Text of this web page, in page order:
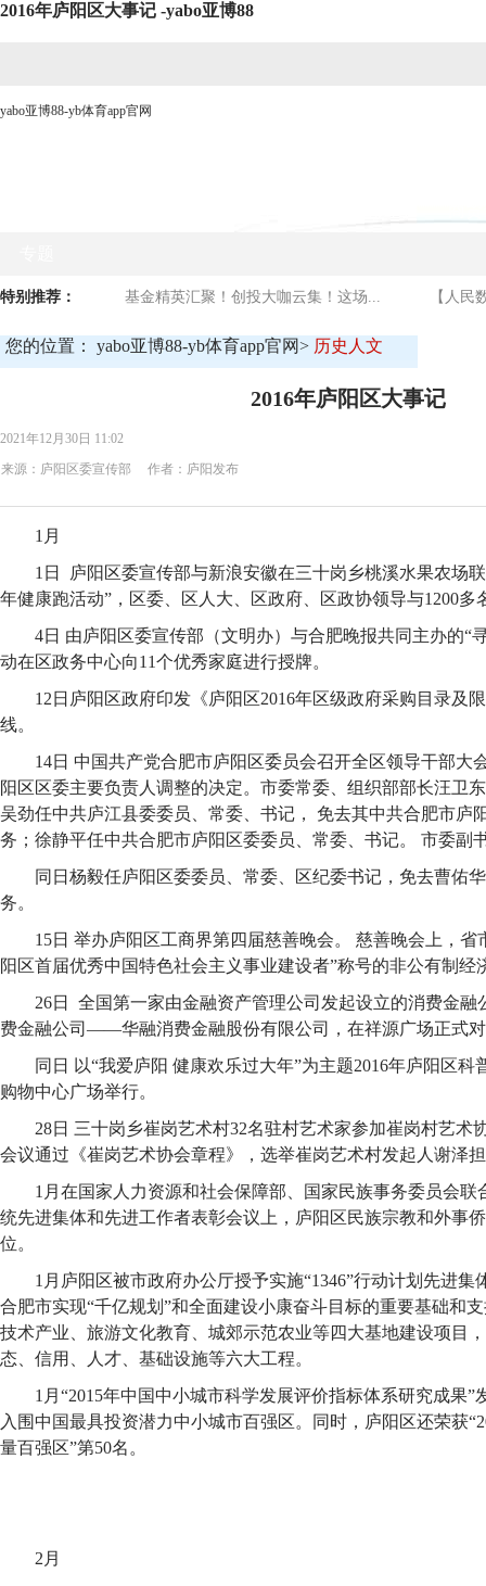
2016年庐阳区大事记 -yabo亚博88
yabo亚博88-yb体育app官网
特别推荐： 基金精英汇聚！创投大咖云集！这场... 【人民
您的位置： yabo亚博88-yb体育app官网> 历史人文
2016年庐阳区大事记
2021年12月30日 11:02
来源：庐阳区委宣传部 作者：庐阳发布
1月
1日 庐阳区委宣传部与新浪安徽在三十岗乡桃溪水果农场
年健康跑活动”，区委、区人大、区政府、区政协领导与1200多
4日 由庐阳区委宣传部（文明办）与合肥晚报共同主办的“
动在区政务中心向11个优秀家庭进行授牌。
12日庐阳区政府印发《庐阳区2016年区级政府采购目录及
线。
14日 中国共产党合肥市庐阳区委员会召开全区领导干部大
阳区区委主要负责人调整的决定。市委常委、组织部部长汪卫
吴劲任中共庐江县委委员、常委、书记， 免去其中共合肥市庐
务；徐静平任中共合肥市庐阳区委委员、常委、书记。 市委副
同日杨毅任庐阳区委委员、常委、区纪委书记，免去曹佑
务。
15日 举办庐阳区工商界第四届慈善晚会。 慈善晚会上，省
阳区首届优秀中国特色社会主义事业建设者”称号的非公有制经
26日 全国第一家由金融资产管理公司发起设立的消费金融
费金融公司——华融消费金融股份有限公司，在祥源广场正式
同日 以“我爱庐阳 健康欢乐过大年”为主题2016年庐阳区
购物中心广场举行。
28日 三十岗乡崔岗艺术村32名驻村艺术家参加崔岗村艺术
会议通过《崔岗艺术协会章程》，选举崔岗艺术村发起人谢泽
1月在国家人力资源和社会保障部、国家民族事务委员会联
统先进集体和先进工作者表彰会议上，庐阳区民族宗教和外事
位。
1月庐阳区被市政府办公厅授予实施“1346”行动计划先进集
合肥市实现“千亿规划”和全面建设小康奋斗目标的重要基础和
技术产业、旅游文化教育、城郊示范农业等四大基地建设项目
态、信用、人才、基础设施等六大工程。
1月“2015年中国中小城市科学发展评价指标体系研究成果”
入围中国最具投资潜力中小城市百强区。同时，庐阳区还荣获
量百强区”第50名。
2月